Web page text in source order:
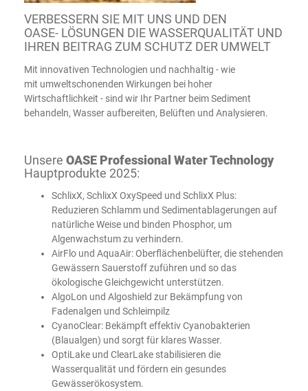
VERBESSERN SIE MIT UNS UND DEN
OASE- LÖSUNGEN DIE WASSERQUALITÄT UND
IHREN BEITRAG ZUM SCHUTZ DER UMWELT
Mit innovativen Technologien und nachhaltig - wie
mit umweltschonenden Wirkungen bei hoher
Wirtschaftlichkeit - sind wir Ihr Partner beim Sediment
behandeln, Wasser aufbereiten, Belüften und Analysieren.
Unsere OASE Professional Water Technology
Hauptprodukte 2025:
SchlixX, SchlixX OxySpeed und SchlixX Plus:
Reduzieren Schlamm und Sedimentablagerungen auf
natürliche Weise und binden Phosphor, um
Algenwachstum zu verhindern.
AirFlo und AquaAir: Oberflächenbelüfter, die stehenden
Gewässern Sauerstoff zuführen und so das
ökologische Gleichgewicht unterstützen.
AlgoLon und Algoshield zur Bekämpfung von
Fadenalgen und Schleimpilz
CyanoClear: Bekämpft effektiv Cyanobakterien
(Blaualgen) und sorgt für klares Wasser.
OptiLake und ClearLake stabilisieren die
Wasserqualität und fördern ein gesundes
Gewässerökosystem.